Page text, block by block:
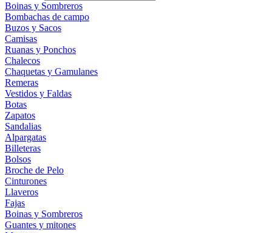
Boinas y Sombreros
Bombachas de campo
Buzos y Sacos
Camisas
Ruanas y Ponchos
Chalecos
Chaquetas y Gamulanes
Remeras
Vestidos y Faldas
Botas
Zapatos
Sandalias
Alpargatas
Billeteras
Bolsos
Broche de Pelo
Cinturones
Llaveros
Fajas
Boinas y Sombreros
Guantes y mitones